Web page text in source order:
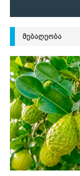
ᲛᲔᲑᲐᲦᲔᲝᲑᲐ